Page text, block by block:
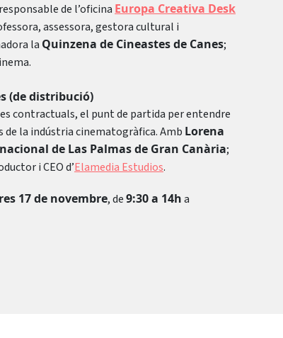
de l’oficina Europa Creativa Desk
assessora, gestora cultural i
la Quinzena de Cineastes de Canes;
(de distribució)
contractuals, el punt de partida per entendre
de la indústria cinematogràfica. Amb Lorena
de Las Palmas de Gran Canària;
i CEO d’Elamedia Estudios.
17 de novembre, de9:30 a 14ha